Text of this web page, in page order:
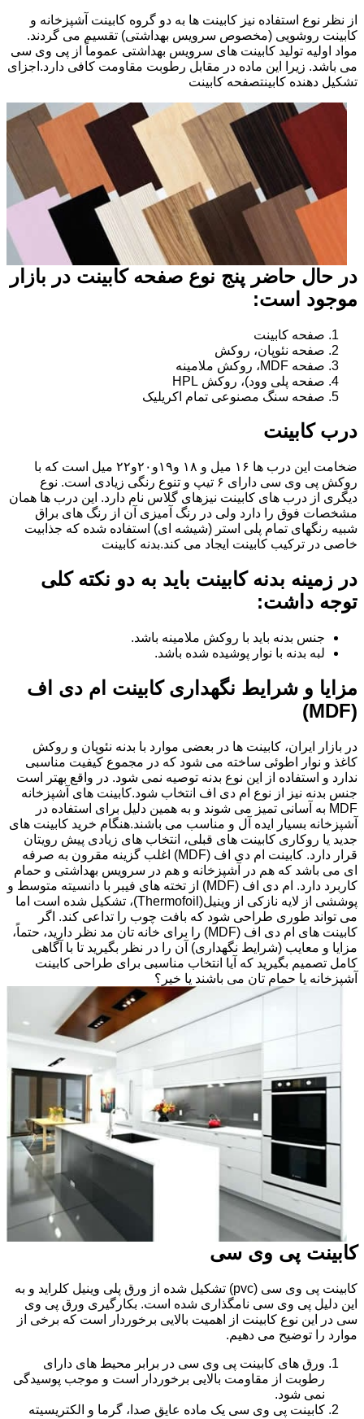
از نظر نوع استفاده نیز کابینت ها به دو گروه کابینت آشپزخانه و
کابینت روشویی (مخصوص سرویس بهداشتی) تقسیم می گردند.
مواد اولیه تولید کابینت های سرویس بهداشتی عموماً از پی وی سی
می باشد. زیرا این ماده در مقابل رطوبت مقاومت کافی دارد.اجزای
تشکیل دهنده کابینتصفحه کابینت
در حال حاضر پنج نوع صفحه کابینت در بازار
موجود است:
صفحه کابینت
صفحه نئوپان، روکش
صفحه MDF، روکش ملامینه
صفحه پلی وود)، روکش HPL
صفحه سنگ مصنوعی تمام اکریلیک
درب کابینت
ضخامت این درب ها ۱۶ میل و ۱۸ و١٩و٢٠و٢٢ میل است که با
روکش پی وی سی دارای ۶ تیپ و تنوع رنگی زیادی است. نوع
دیگری از درب های کابینت نیزهای گلاس نام دارد. این درب ها همان
مشخصات فوق را دارد ولی در رنگ آمیزی آن از رنگ های براق
شبیه رنگهای تمام پلی استر (شیشه ای) استفاده شده که جذابیت
خاصی در ترکیب کابینت ایجاد می کند.بدنه کابینت
در زمینه بدنه کابینت باید به دو نکته کلی
توجه داشت:
جنس بدنه باید با روکش ملامینه باشد.
لبه بدنه با نوار پوشیده شده باشد.
مزایا و شرایط نگهداری کابینت ام دی اف
(MDF)
در بازار ایران، کابینت ها در بعضی موارد با بدنه نئوپان و روکش
کاغذ و نوار اطوئی ساخته می شود که در مجموع کیفیت مناسبی
ندارد و استفاده از این نوع بدنه توصیه نمی شود. در واقع بهتر است
جنس بدنه نیز از نوع ام دی اف انتخاب شود.کابینت های آشپزخانه
MDF به آسانی تمیز می شوند و به همین دلیل برای استفاده در
آشپزخانه بسیار ایده آل و مناسب می باشند.هنگام خرید کابینت های
جدید یا روکاری کابینت های قبلی، انتخاب های زیادی پیش رویتان
قرار دارد. کابینت ام دی اف (MDF) اغلب گزینه مقرون به صرفه
ای می باشد که هم در آشپزخانه و هم در سرویس بهداشتی و حمام
کاربرد دارد. ام دی اف (MDF) از تخته های فیبر با دانسیته متوسط و
پوششی از لایه نازکی از وینیل(Thermofoil)، تشکیل شده است اما
می تواند طوری طراحی شود که بافت چوب را تداعی کند. اگر
کابینت های ام دی اف (MDF) را برای خانه تان مد نظر دارید، حتماً،
مزایا و معایب (شرایط نگهداری) آن را در نظر بگیرید تا با آگاهی
کامل تصمیم بگیرید که آیا انتخاب مناسبی برای طراحی کابینت
آشپزخانه یا حمام تان می باشند یا خیر؟
کابینت پی وی سی
کابینت پی وی سی (pvc) تشکیل شده از ورق پلی وینیل کلراید و به
این دلیل پی وی سی نامگذاری شده است. بکارگیری ورق پی وی
سی در این نوع کابینت از اهمیت بالایی برخوردار است که برخی از
موارد را توضیح می دهیم.
ورق های کابینت پی وی سی در برابر محیط های دارای
رطوبت از مقاومت بالایی برخوردار است و موجب پوسیدگی
نمی شود.
کابینت پی وی سی یک ماده عایق صدا، گرما و الکتریسیته